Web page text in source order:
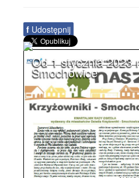
Od 1 stycznia 2023
Smochowice
f Udostępnij